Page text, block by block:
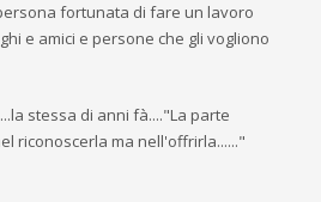
fortunata di fare un lavoro
e amici e persone che gli vogliono
...la stessa di anni fà...."La parte
riconoscerla ma nell'offrirla......"